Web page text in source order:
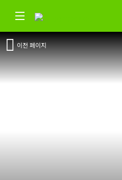
이전 페이지